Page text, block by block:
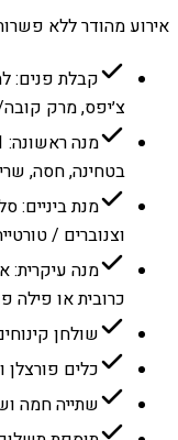
אירוע מהודר ללא פשרות ·
קבלת פנים:
צ׳יפס, מרק
בטחינה, חסה,
מנת ביניים:
וצנוברים /
מנה עיקרית:
כרובית או פילה
שולחן
כלים פורצלן
שתייה חמה